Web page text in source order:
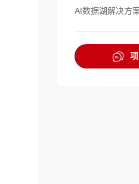
AI数据湖解决方